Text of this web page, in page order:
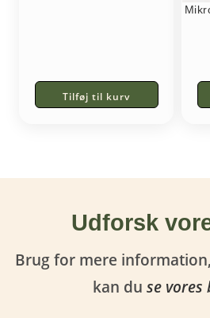
Tilføj til kurv
Udforsk
Brug for mere
kan du se vores